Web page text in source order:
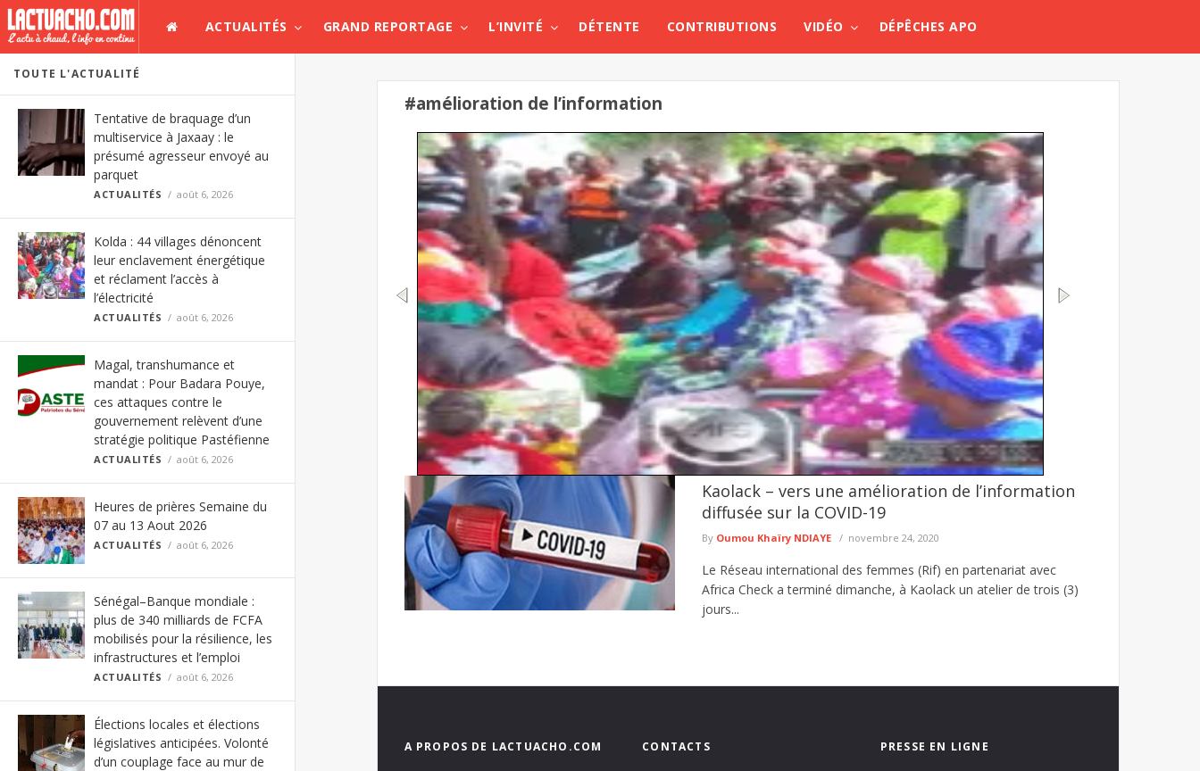
ACTUALITÉS GRAND REPORTAGE L’INVITÉ DÉTENTE CONTRIBUTIONS VIDÉO DÉPÊCHES APO
TOUTE L'ACTUALITÉ
Tentative de braquage d’un
multiservice à Jaxaay : le
présumé agresseur envoyé au
parquet
ACTUALITÉS août 6, 2026
Kolda : 44 villages dénoncent
leur enclavement énergétique
et réclament l’accès à
l’électricité
ACTUALITÉS août 6, 2026
Magal, transhumance et
mandat : Pour Badara Pouye,
ces attaques contre le
gouvernement relèvent d’une
stratégie politique Pastéfienne
ACTUALITÉS août 6, 2026
Heures de prières Semaine du
07 au 13 Aout 2026
ACTUALITÉS août 6, 2026
Sénégal–Banque mondiale :
plus de 340 milliards de FCFA
mobilisés pour la résilience, les
infrastructures et l’emploi
ACTUALITÉS août 6, 2026
Élections locales et élections
législatives anticipées. Volonté
d’un couplage face au mur de
#amélioration de l’information
Kolda : 44 villages dénoncent leur enclavement énergétique et réclament l’accès à l’électricité
Le cri de détresse des populations de plusieurs villages situés sur l’axe Saré Moussa Ndourou–Saré Mori, dans le département
de ...
lire plus
Kaolack – vers une amélioration de l’information
diffusée sur la COVID-19
By Oumou Khaïry NDIAYE novembre 24, 2020
Le Réseau international des femmes (Rif) en partenariat avec
Africa Check a terminé dimanche, à Kaolack un atelier de trois (3)
jours...
A PROPOS DE LACTUACHO.COM CONTACTS PRESSE EN LIGNE